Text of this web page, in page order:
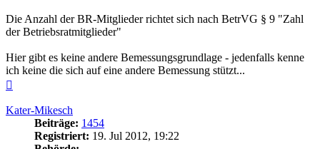
Die Anzahl der BR-Mitglieder richtet sich nach BetrVG § 9 "Zahl
der Betriebsratmitglieder"
Hier gibt es keine andere Bemessungsgrundlage - jedenfalls kenne
ich keine die sich auf eine andere Bemessung stützt...
Kater-Mikesch
Beiträge: 1454
Registriert: 19. Jul 2012, 19:22